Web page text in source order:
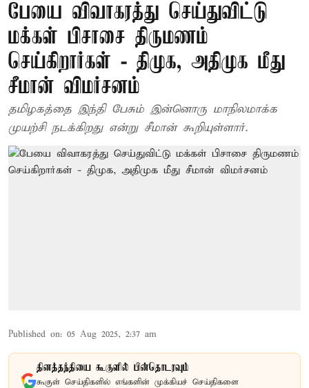
பேயை விவாகரத்து செய்துவிட்டு
மக்கள் பிசாசை திருமணம்
செய்கிறார்கள் - திமுக, அதிமுக மீது
சீமான் விமர்சனம்
தமிழகத்தை இந்தி பேசும் இன்னொரு மாநிலமாக்க
முயற்சி நடக்கிறது என்று சீமான் கூறியுள்ளார்.
Published on: 05 Aug 2025, 2:37 am
தினத்தந்தியை கூகுளில் பின்தொடரவும்
கூகுள் செய்திகளில் எங்களின் முக்கியச் செய்திகளை